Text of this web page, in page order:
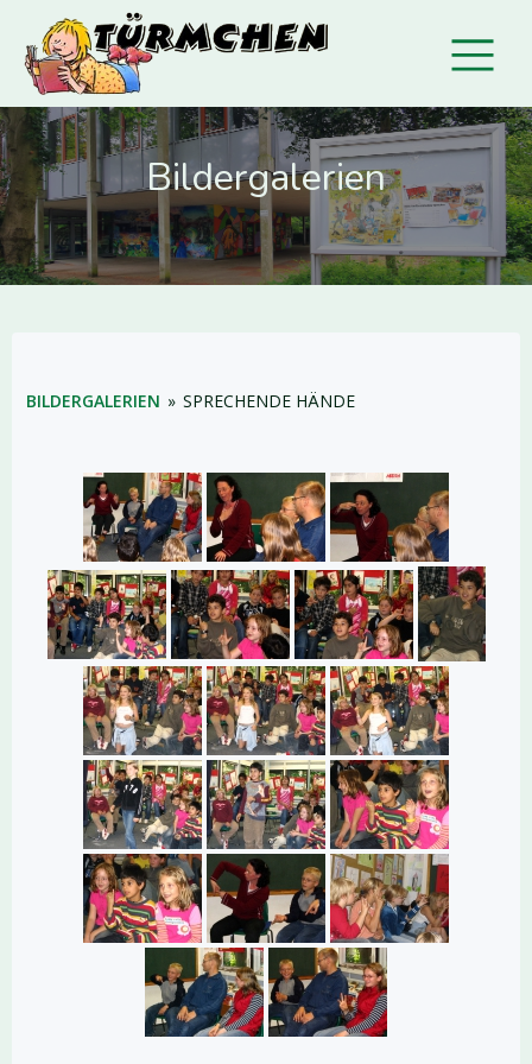
Bildergalerien
BILDERGALERIEN » SPRECHENDE HÄNDE